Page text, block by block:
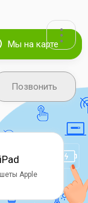
Мы на карте
Позвонить
iPad
Apple